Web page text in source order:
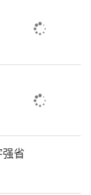
也已在巴
场。当Hor
箱也将以更
冰箱产业
省